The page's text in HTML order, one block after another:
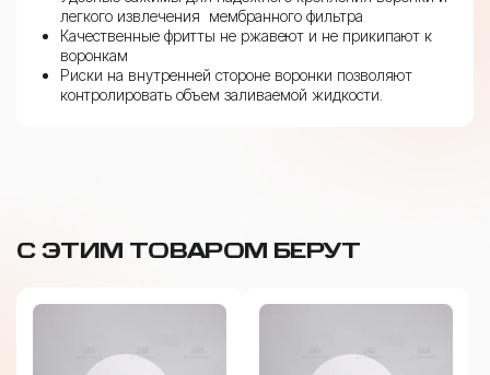
легкого извлечения мембранного фильтра
Качественные фритты не ржавеют и не прикипают к
воронкам
Риски на внутренней стороне воронки позволяют
контролировать объем заливаемой жидкости.
С ЭТИМ ТОВАРОМ БЕРУТ